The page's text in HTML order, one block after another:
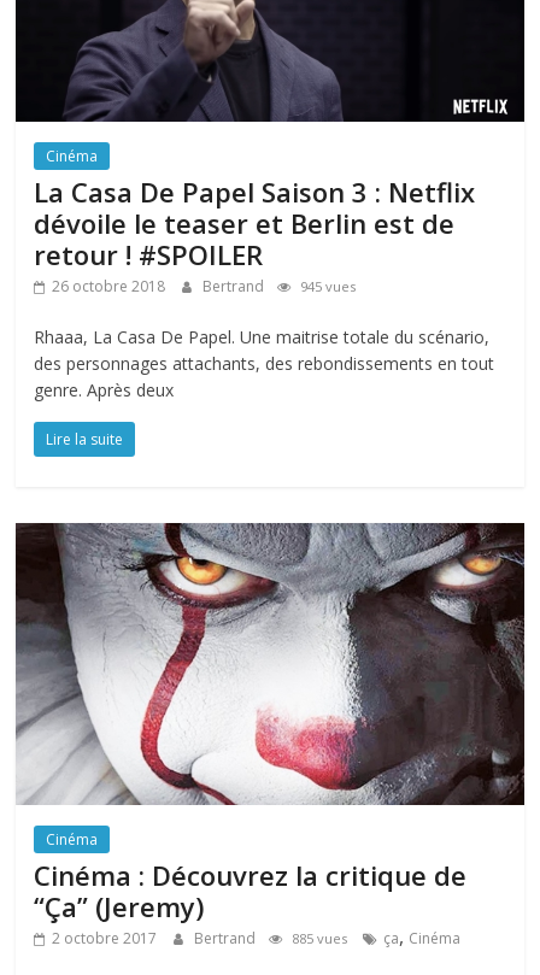
Cinéma
La Casa De Papel Saison 3 : Netflix
dévoile le teaser et Berlin est de
retour ! #SPOILER
26 octobre 2018 Bertrand 945 vues
Rhaaa, La Casa De Papel. Une maitrise totale du scénario,
des personnages attachants, des rebondissements en tout
genre. Après deux
Lire la suite
Cinéma
Cinéma : Découvrez la critique de
“Ça” (Jeremy)
2 octobre 2017 Bertrand 885 vues ça, Cinéma